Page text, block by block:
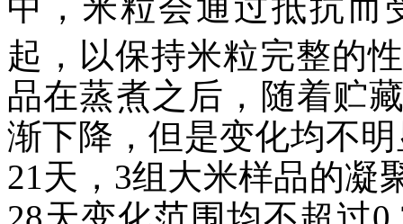
起，以保持米粒完整的
品在蒸煮之后，随着贮
渐下降，但是变化均不
21天，3组大米样品的凝